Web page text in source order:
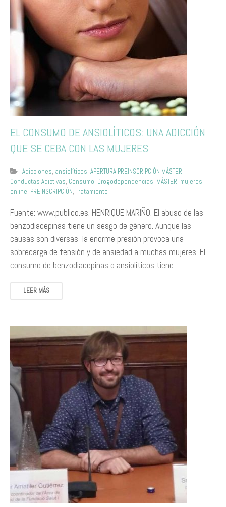
EL CONSUMO DE ANSIOLÍTICOS: UNA ADICCIÓN
QUE SE CEBA CON LAS MUJERES
Adicciones, ansiolíticos, APERTURA PREINSCRIPCIÓN MÁSTER,
Conductas Adictivas, Consumo, Drogodependencias, MÁSTER, mujeres,
online, PREINSCRIPCIÓN, Tratamiento
Fuente: www.publico.es. HENRIQUE MARIÑO. El abuso de las
benzodiacepinas tiene un sesgo de género. Aunque las
causas son diversas, la enorme presión provoca una
sobrecarga de tensión y de ansiedad a muchas mujeres. El
consumo de benzodiacepinas o ansiolíticos tiene…
LEER MÁS